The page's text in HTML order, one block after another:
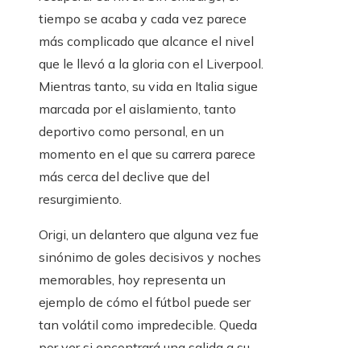
tiempo se acaba y cada vez parece
más complicado que alcance el nivel
que le llevó a la gloria con el Liverpool.
Mientras tanto, su vida en Italia sigue
marcada por el aislamiento, tanto
deportivo como personal, en un
momento en el que su carrera parece
más cerca del declive que del
resurgimiento.
Origi, un delantero que alguna vez fue
sinónimo de goles decisivos y noches
memorables, hoy representa un
ejemplo de cómo el fútbol puede ser
tan volátil como impredecible. Queda